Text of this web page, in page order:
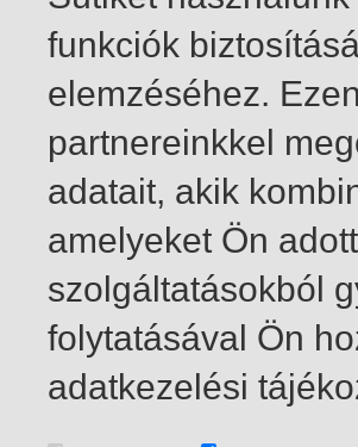
1-1 / összesen 1 találat
funkciók
elemzéséhez.
partnereinkkel
adatait, akik
amelyeket Ön
szolgáltatásokból
folytatásával Ön
adatkezelési